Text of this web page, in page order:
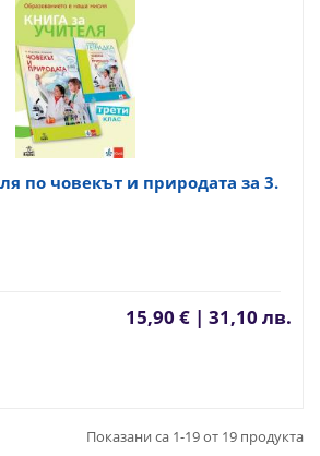
по човекът и природата за 3.
15,90 € | 31,10 лв.
Показани са 1-19 от 19 продукта